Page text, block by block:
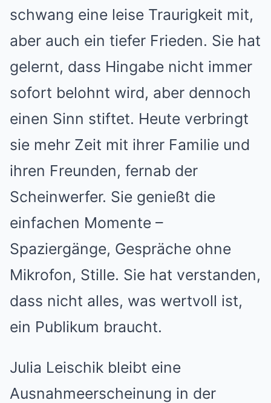
schwang eine leise Traurigkeit mit,
aber auch ein tiefer Frieden. Sie hat
gelernt, dass Hingabe nicht immer
sofort belohnt wird, aber dennoch
einen Sinn stiftet. Heute verbringt
sie mehr Zeit mit ihrer Familie und
ihren Freunden, fernab der
Scheinwerfer. Sie genießt die
einfachen Momente –
Spaziergänge, Gespräche ohne
Mikrofon, Stille. Sie hat verstanden,
dass nicht alles, was wertvoll ist,
ein Publikum braucht.
Julia Leischik bleibt eine
Ausnahmeerscheinung in der